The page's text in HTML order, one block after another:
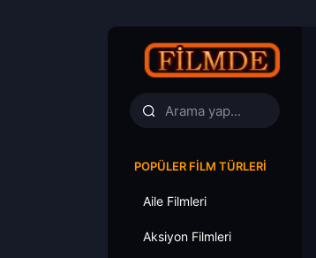
POPÜLER FILM TÜRLERI
Aile Filmleri
Aksiyon Filmleri